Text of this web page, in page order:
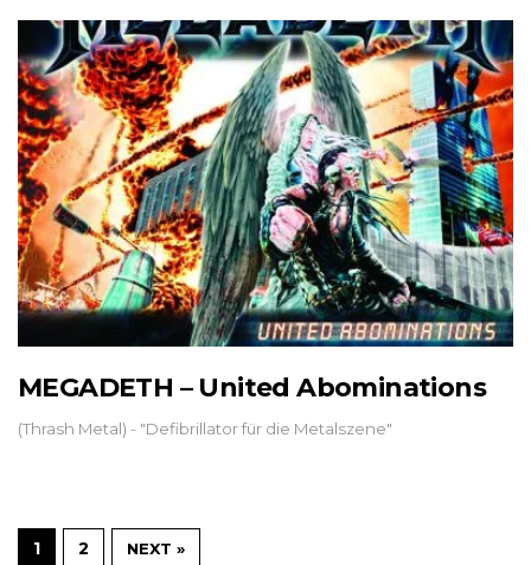
MEGADETH – United Abominations
(Thrash Metal) - "Defibrillator für die Metalszene"
1 2 NEXT »